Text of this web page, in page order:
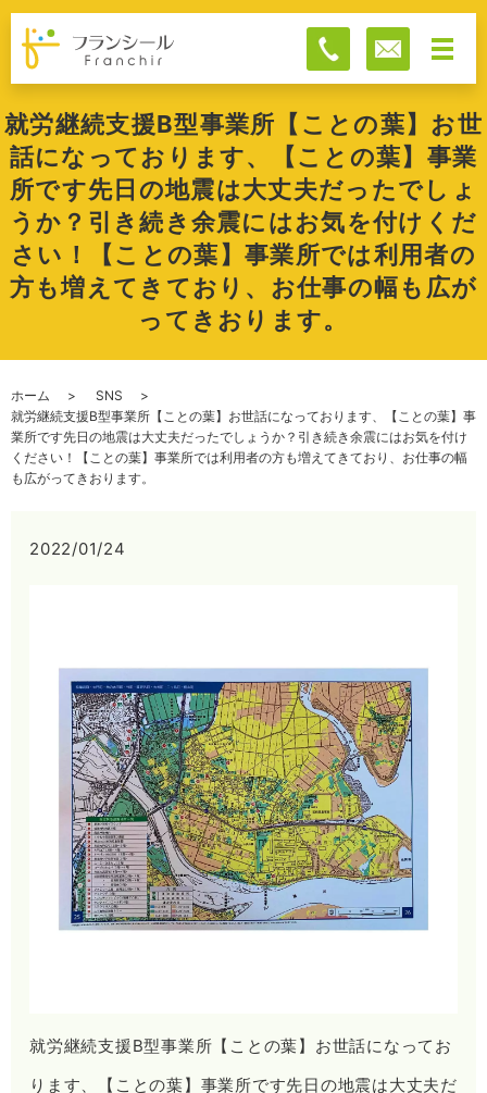
就労継続支援B型事業所【ことの葉】お世
話になっております、【ことの葉】事業
所です先日の地震は大丈夫だったでしょ
うか？引き続き余震にはお気を付けくだ
さい！【ことの葉】事業所では利用者の
方も増えてきており、お仕事の幅も広が
ってきおります。
ホーム
SNS
就労継続支援B型事業所【ことの葉】お世話になっております、【ことの葉】事
業所です先日の地震は大丈夫だったでしょうか？引き続き余震にはお気を付け
ください！【ことの葉】事業所では利用者の方も増えてきており、お仕事の幅
も広がってきおります。
2022/01/24
就労継続支援B型事業所【ことの葉】お世話になってお
ります、【ことの葉】事業所です先日の地震は大丈夫だ